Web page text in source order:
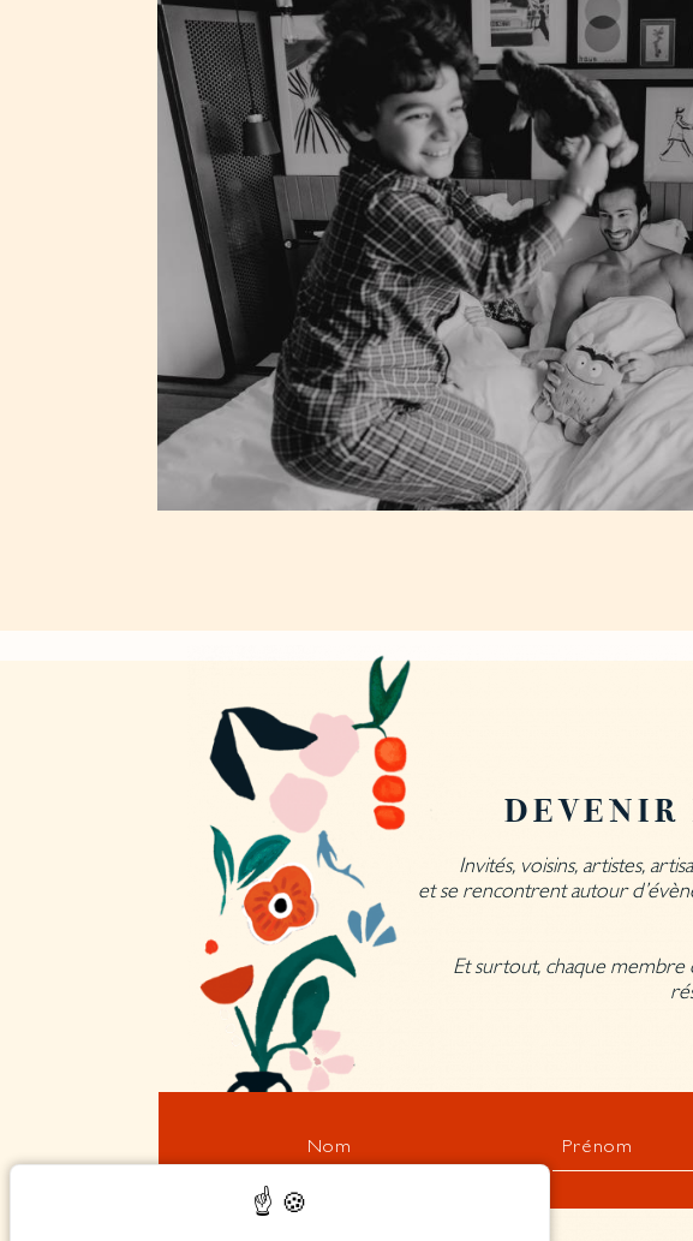
DEVENIR
Invités, voisins, artistes,
et se rencontrent autour
Et surtout, chaque membre
Nom Prénom